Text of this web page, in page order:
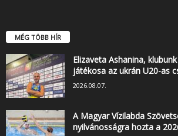
MÉG TÖBB HÍR
Elizaveta Ashanina,
játékosa az ukrán U20-as
2026.08.07.
A Magyar Vízilabda
nyilvánosságra hozta a